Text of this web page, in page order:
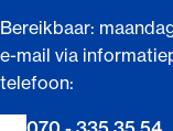
Bereikbaar:
e-mail via
telefoon: